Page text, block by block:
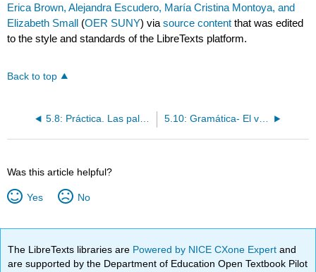
Erica Brown, Alejandra Escudero, María Cristina Montoya, and
Elizabeth Small (OER SUNY) viasource content that was edited
to the style and standards of the LibreTexts platform.
Back to top
5.8: Práctica. Las palabras indefinidas y negativas 5.10: Gramática- El verbo ir
Was this article helpful?
Yes No
The LibreTexts libraries are Powered by NICE CXone Expertand
are supported by the Department of Education Open Textbook Pilot